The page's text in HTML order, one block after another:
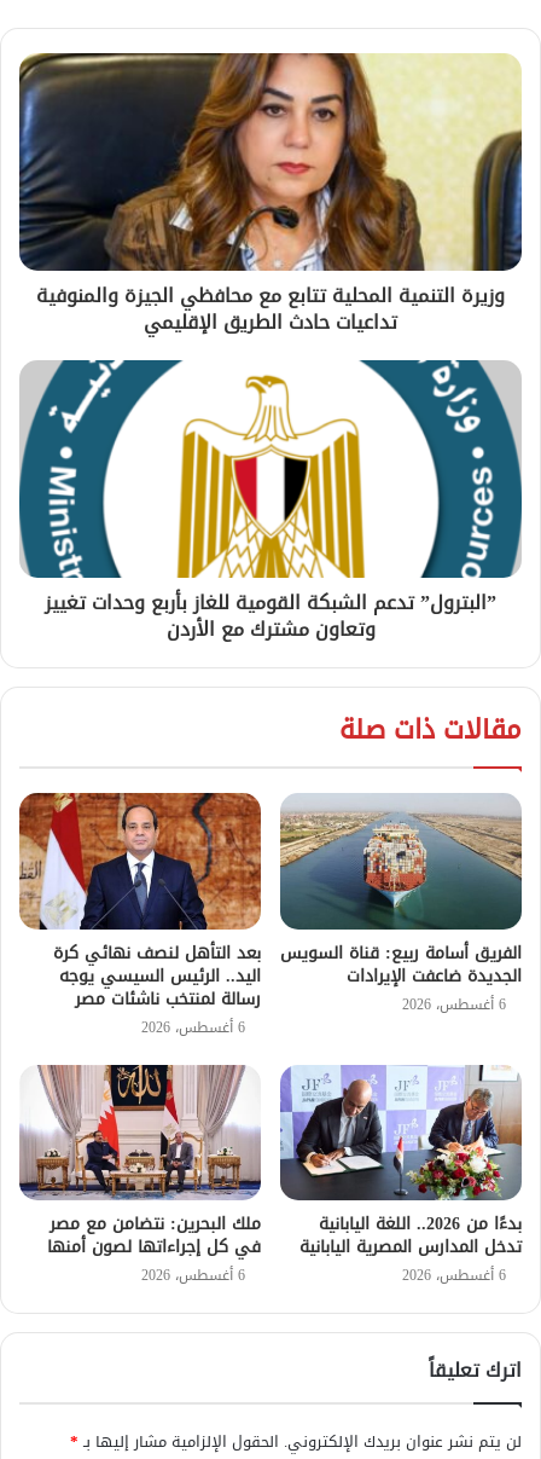
وزيرة التنمية المحلية تتابع مع محافظي الجيزة والمنوفية
تداعيات حادث الطريق الإقليمي
”البترول” تدعم الشبكة القومية للغاز بأربع وحدات تغييز
وتعاون مشترك مع الأردن
مقالات ذات صلة
الفريق أسامة ربيع: قناة السويس
الجديدة ضاعفت الإيرادات
6 أغسطس، 2026
بعد التأهل لنصف نهائي كرة
اليد.. الرئيس السيسي يوجه
رسالة لمنتخب ناشئات مصر
6 أغسطس، 2026
بدءًا من 2026.. اللغة اليابانية
تدخل المدارس المصرية اليابانية
6 أغسطس، 2026
ملك البحرين: نتضامن مع مصر
في كل إجراءاتها لصون أمنها
6 أغسطس، 2026
اترك تعليقاً
لن يتم نشر عنوان بريدك الإلكتروني. الحقول الإلزامية مشار إليها بـ*